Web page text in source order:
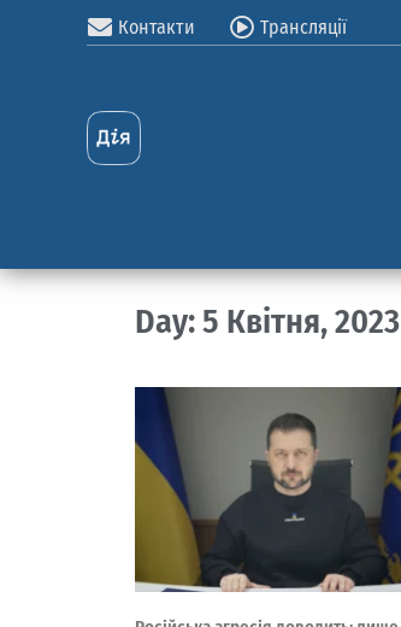
Контакти Трансляції
Day: 5 Квітня, 2023